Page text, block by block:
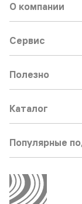
О компании
Сервис
Полезно
Каталог
Популярные